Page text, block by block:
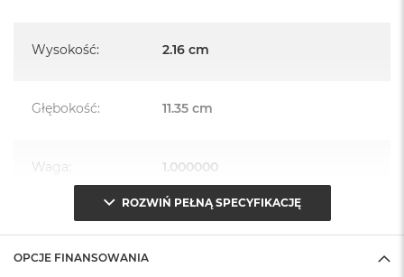
Wysokość: 2.16 cm
Głębokość: 11.35 cm
Waga: 1.000000
ROZWIŃ PEŁNĄ SPECYFIKACJĘ
OPCJE FINANSOWANIA